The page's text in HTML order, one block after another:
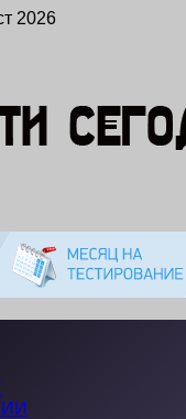
2026